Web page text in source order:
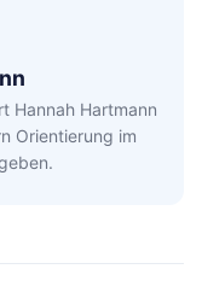
Hannah Hartmann
Orientierung im